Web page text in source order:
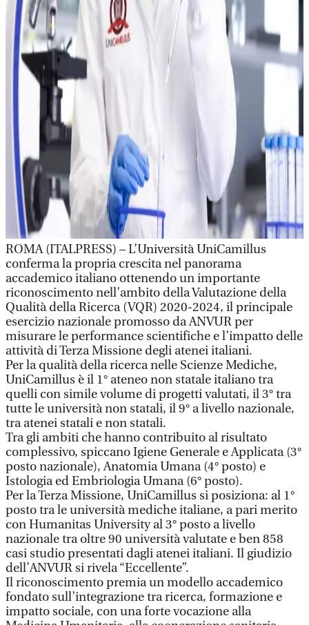
ROMA (ITALPRESS) – L’Università UniCamillus
conferma la propria crescita nel panorama
accademico italiano ottenendo un importante
riconoscimento nell’ambito della Valutazione della
Qualità della Ricerca (VQR) 2020-2024, il principale
esercizio nazionale promosso da ANVUR per
misurare le performance scientifiche e l’impatto delle
attività di Terza Missione degli atenei italiani.
Per la qualità della ricerca nelle Scienze Mediche,
UniCamillus è il 1° ateneo non statale italiano tra
quelli con simile volume di progetti valutati, il 3° tra
tutte le università non statali, il 9° a livello nazionale,
tra atenei statali e non statali.
Tra gli ambiti che hanno contribuito al risultato
complessivo, spiccano Igiene Generale e Applicata (3°
posto nazionale), Anatomia Umana (4° posto) e
Istologia ed Embriologia Umana (6° posto).
Per la Terza Missione, UniCamillus si posiziona: al 1°
posto tra le università mediche italiane, a pari merito
con Humanitas University al 3° posto a livello
nazionale tra oltre 90 università valutate e ben 858
casi studio presentati dagli atenei italiani. Il giudizio
dell’ANVUR si rivela “Eccellente”.
Il riconoscimento premia un modello accademico
fondato sull’integrazione tra ricerca, formazione e
impatto sociale, con una forte vocazione alla